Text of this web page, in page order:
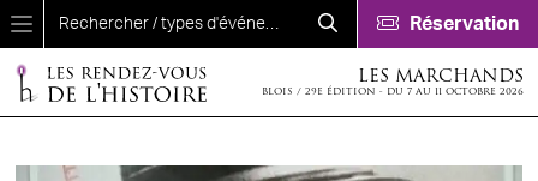
Aller au contenu principal
Réservation
LES MARCHANDS
BLOIS / 29E ÉDITION - DU 7 AU 11 OCTOBRE 2026